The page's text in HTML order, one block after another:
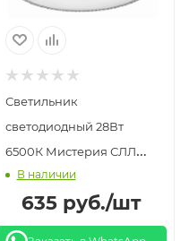
Светильник
светодиодный 28Вт
6500К Мистерия СЛЛ
LEEK
В наличии
635руб./шт